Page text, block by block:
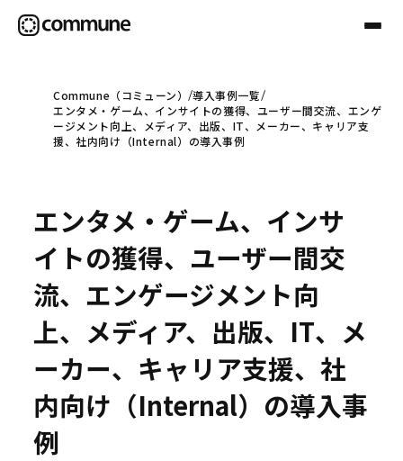
Communeについて
事例
お役立ち情報
Commune（コミューン）
導入事例一覧
エンタメ・ゲーム、インサイトの獲得、ユーザー間交流、エンゲ
ージメント向上、メディア、出版、IT、メーカー、キャリア支
援、社内向け（Internal）の導入事例
エンタメ・ゲーム、インサ
イトの獲得、ユーザー間交
流、エンゲージメント向
上、メディア、出版、IT、メ
ーカー、キャリア支援、社
内向け（Internal）の導入事
例